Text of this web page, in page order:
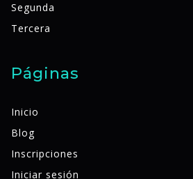
Segunda
Tercera
Páginas
Inicio
Blog
Inscripciones
Iniciar sesión